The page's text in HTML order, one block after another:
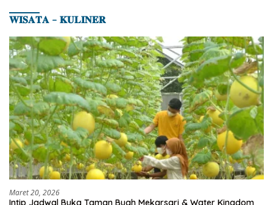
𝐖𝐈𝐒𝐀𝐓𝐀 – 𝐊𝐔𝐋𝐈𝐍𝐄𝐑
Maret 20, 2026
Intip Jadwal Buka Taman Buah Mekarsari & Water Kingdom